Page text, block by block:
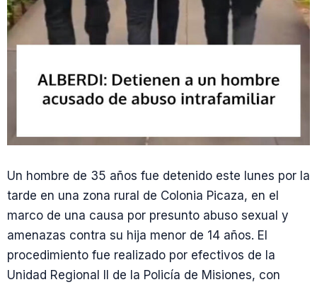
Un hombre de 35 años fue detenido este lunes por la
tarde en una zona rural de Colonia Picaza, en el
marco de una causa por presunto abuso sexual y
amenazas contra su hija menor de 14 años. El
procedimiento fue realizado por efectivos de la
Unidad Regional II de la Policía de Misiones, con